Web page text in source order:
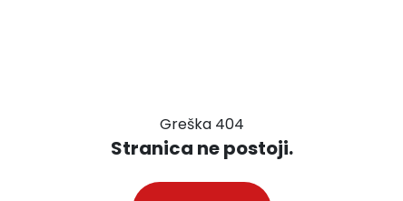
Greška 404
Stranica ne postoji.